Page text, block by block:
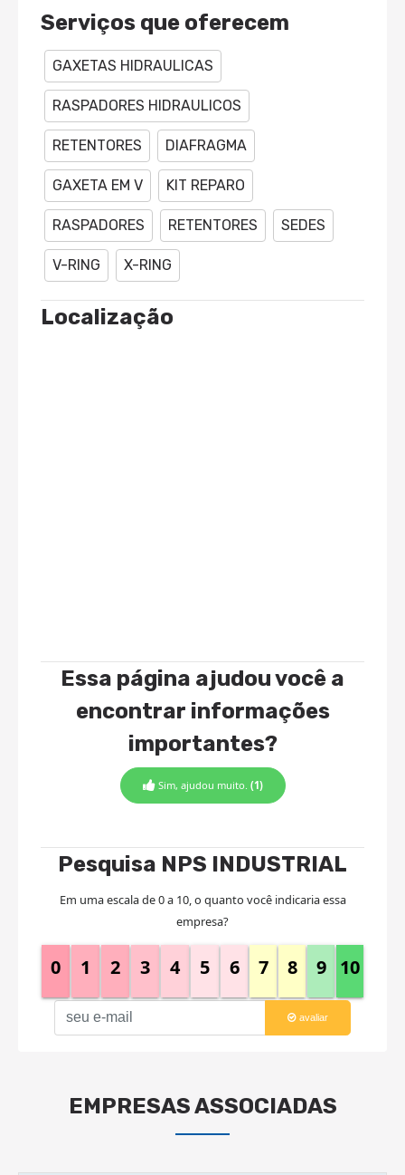
Serviços que oferecem
GAXETAS HIDRAULICAS
RASPADORES HIDRAULICOS
RETENTORES DIAFRAGMA
GAXETA EM V KIT REPARO
RASPADORES RETENTORES SEDES
V-RING X-RING
Localização
Essa página ajudou você a
encontrar informações
importantes?
Sim, ajudou muito. (1)
Pesquisa NPS INDUSTRIAL
Em uma escala de 0 a 10, o quanto você indicaria essa
empresa?
0 1 2 3 4 5 6 7 8 9 10
avaliar
EMPRESAS ASSOCIADAS